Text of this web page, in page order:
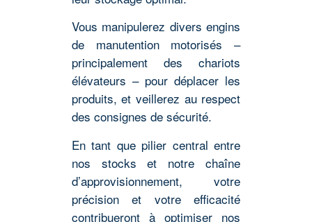
Vous manipulerez divers engins
de manutention motorisés –
principalement des chariots
élévateurs – pour déplacer les
produits, et veillerez au respect
des consignes de sécurité.
En tant que pilier central entre
nos stocks et notre chaîne
d’approvisionnement, votre
précision et votre efficacité
contribueront à optimiser nos